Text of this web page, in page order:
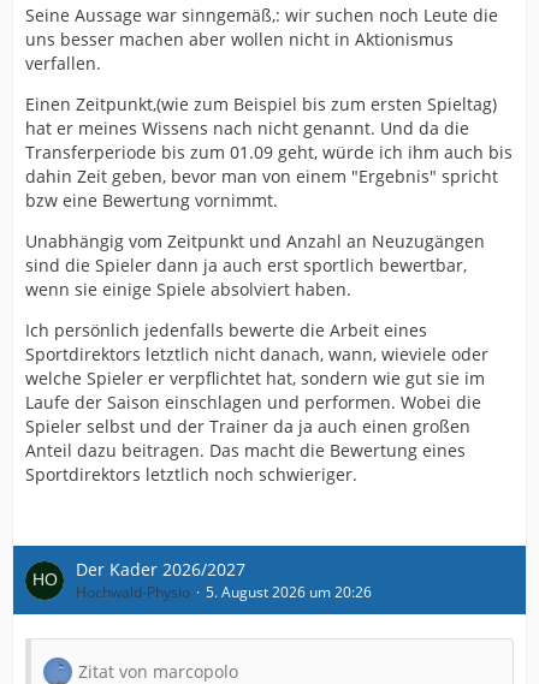
Seine Aussage war sinngemäß,: wir suchen noch Leute die
uns besser machen aber wollen nicht in Aktionismus
verfallen.
Einen Zeitpunkt,(wie zum Beispiel bis zum ersten Spieltag)
hat er meines Wissens nach nicht genannt. Und da die
Transferperiode bis zum 01.09 geht, würde ich ihm auch bis
dahin Zeit geben, bevor man von einem "Ergebnis" spricht
bzw eine Bewertung vornimmt.
Unabhängig vom Zeitpunkt und Anzahl an Neuzugängen
sind die Spieler dann ja auch erst sportlich bewertbar,
wenn sie einige Spiele absolviert haben.
Ich persönlich jedenfalls bewerte die Arbeit eines
Sportdirektors letztlich nicht danach, wann, wieviele oder
welche Spieler er verpflichtet hat, sondern wie gut sie im
Laufe der Saison einschlagen und performen. Wobei die
Spieler selbst und der Trainer da ja auch einen großen
Anteil dazu beitragen. Das macht die Bewertung eines
Sportdirektors letztlich noch schwieriger.
Der Kader 2026/2027
Hochwald-Physio 5. August 2026 um 20:26
Zitat von marcopolo